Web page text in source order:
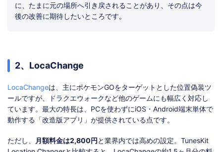
に、たまに元の場所へ引き戻されることがあり、その点は今
後の改善に期待したいところです。
2、LocaChange
LocaChangeは、主にポケモンGOをターゲットとした位置偽装ツ
ールですが、ドラクエウォークなど他のゲームにも幅広く対応し
ています。最大の特長は、PCを使わずにiOS・Android端末単体で
動作する「改造版アプリ」が提供されている点です。
ただし、 月額料金は2,800円と業界内では高めの設定。TunesKit